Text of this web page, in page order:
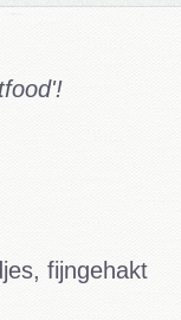
fijngehakt